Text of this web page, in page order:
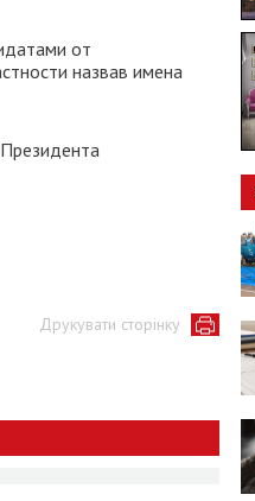
от
назвав имена
Друкувати сторінку